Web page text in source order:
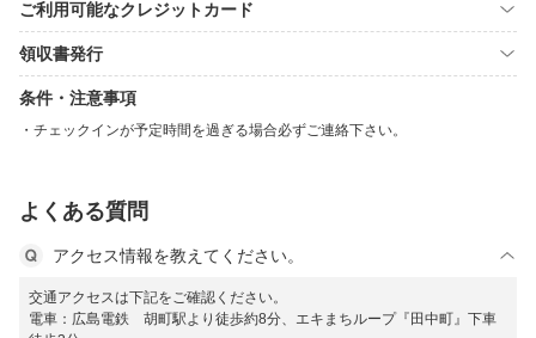
ご利用可能なクレジットカード
領収書発行
条件・注意事項
チェックインが予定時間を過ぎる場合必ずご連絡下さい。
よくある質問
アクセス情報を教えてください。
交通アクセスは下記をご確認ください。
電車：広島電鉄 胡町駅より徒歩約8分、エキまちループ『田中町』下車